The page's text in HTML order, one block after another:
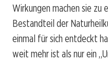
Wirkungen machen sie zu
Bestandteil der
einmal für sich entdeckt
weit mehr ist als nur ein